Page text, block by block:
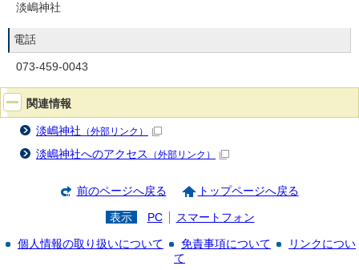
淡嶋神社
電話
073-459-0043
関連情報
淡嶋神社 （外部リンク）
淡嶋神社へのアクセス （外部リンク）
前のページへ戻る トップページへ戻る
表示 PC スマートフォン
個人情報の取り扱いについて 免責事項について
リンクについ
て